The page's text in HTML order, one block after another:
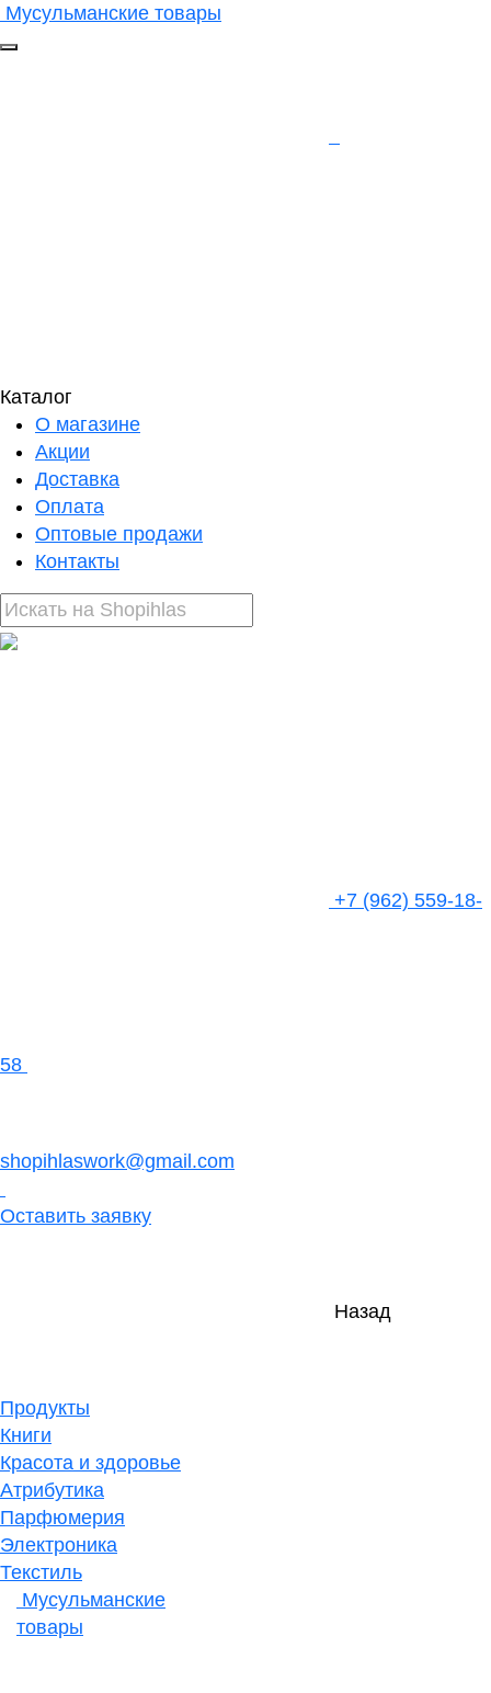
Мусульманские товары
Каталог
О магазине
Акции
Доставка
Оплата
Оптовые продажи
Контакты
+7 (962) 559-18-
58
shopihlaswork@gmail.com
Оставить заявку
Назад
Продукты
Книги
Красота и здоровье
Атрибутика
Парфюмерия
Электроника
Текстиль
Мусульманские
товары